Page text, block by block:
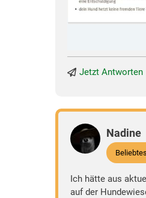
Jetzt Antworten
Nadine
Ich hätte aus
auf der